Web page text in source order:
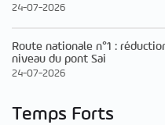
24-07-2026
Route nationale n°1 :
niveau du pont Sai
24-07-2026
Temps Forts